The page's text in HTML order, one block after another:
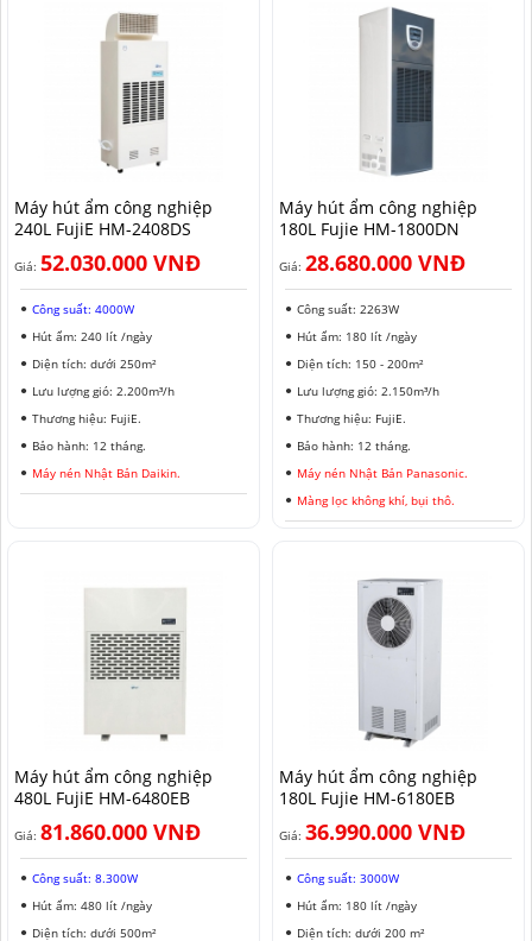
Máy hút ẩm công nghiệp
240L FujiE HM-2408DS​
Giá: 52.030.000 VNĐ
Công suất: 4000W
Hút ẩm: 240 lít /ngày
Diện tích: dưới 250m²
Lưu lượng gió: 2.200m³/h
Thương hiệu: FujiE.
Bảo hành: 12 tháng.
Máy nén Nhật Bản Daikin.
Máy hút ẩm công nghiệp
180L Fujie HM-1800DN
Giá: 28.680.000 VNĐ
Công suất: 2263W
Hút ẩm: 180 lít /ngày
Diện tích: 150 - 200m²
Lưu lượng gió: 2.150m³/h
Thương hiệu: FujiE.
Bảo hành: 12 tháng.
Máy nén Nhật Bản Panasonic.
Màng lọc không khí, bụi thô.
Máy hút ẩm công nghiệp
480L FujiE HM-6480EB
Giá: 81.860.000 VNĐ
Công suất: 8.300W
Hút ẩm: 480 lít /ngày
Diện tích: dưới 500m²
Máy hút ẩm công nghiệp
180L Fujie HM-6180EB
Giá: 36.990.000 VNĐ
Công suất: 3000W
Hút ẩm: 180 lít /ngày
Diện tích: dưới 200 m²